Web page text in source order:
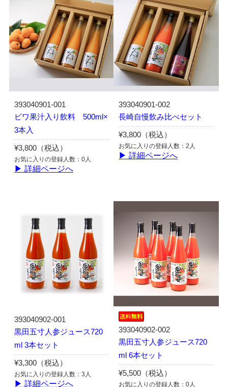
393040901-001
ビワ果汁入り飲料 500ml×
3本入
¥3,800（税込）
お気に入りの登録人数：0人
▶ 詳細ページへ
393040901-002
長崎自慢飲み比べセット
¥3,800（税込）
お気に入りの登録人数：2人
▶ 詳細ページへ
393040902-001
黒田五寸人参ジュース720
ml 3本セット
¥3,300（税込）
お気に入りの登録人数：3人
▶ 詳細ページへ
393040902-002
黒田五寸人参ジュース720
ml 6本セット
¥5,500（税込）
お気に入りの登録人数：0人